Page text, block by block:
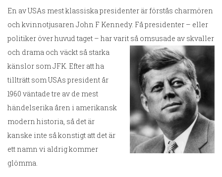
En av USAs mest klassiska presidenter är förstås charmören
och kvinnotjusaren John F Kennedy. Få presidenter – eller
politiker över huvud taget – har varit så omsusade av skvaller
och drama och väckt så starka
känslor som JFK. Efter att ha
tillträtt som USAs president år
1960 väntade tre av de mest
händelserika åren i amerikansk
modern historia, så det är
kanske inte så konstigt att det är
ett namn vi aldrig kommer
glömma.